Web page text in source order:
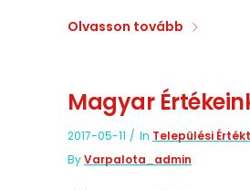
Olvasson tovább
Magyar
2017-05-11 In Települési
ByVarpalota_admin